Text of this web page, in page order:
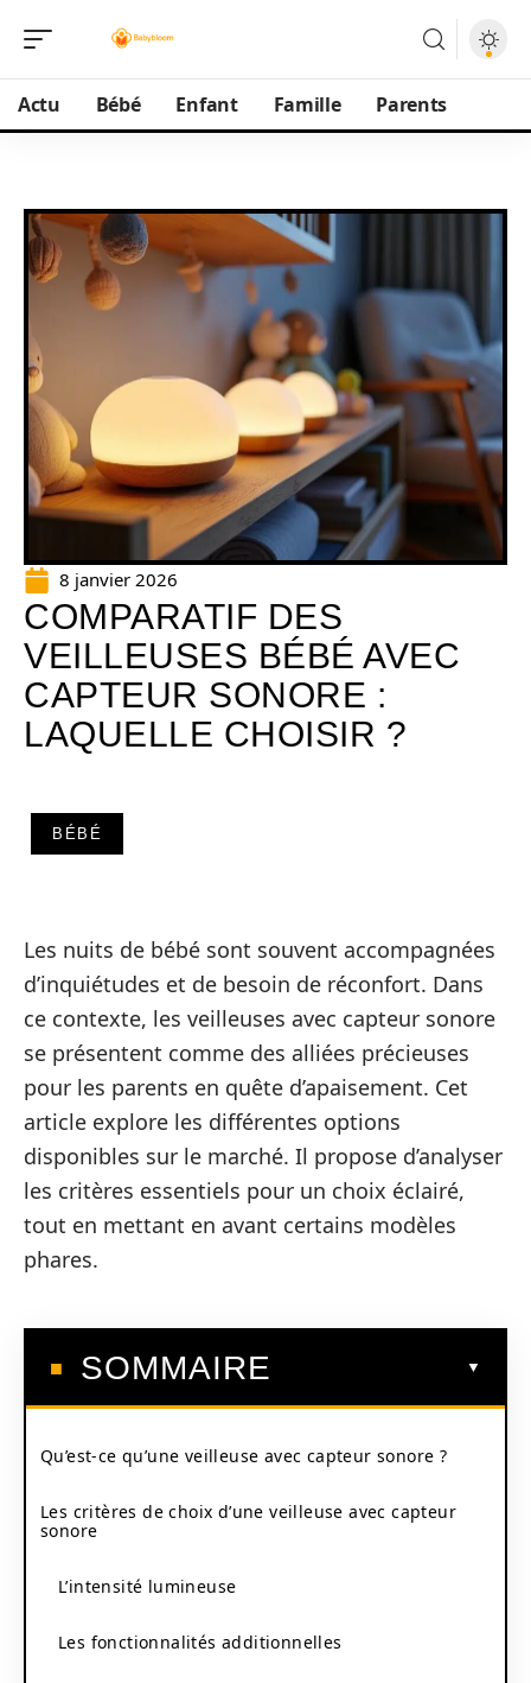
Actu Bébé Enfant Famille Parents
8 janvier 2026
COMPARATIF DES
VEILLEUSES BÉBÉ AVEC
CAPTEUR SONORE :
LAQUELLE CHOISIR ?
BÉBÉ
Les nuits de bébé sont souvent accompagnées
d’inquiétudes et de besoin de réconfort. Dans
ce contexte, les veilleuses avec capteur sonore
se présentent comme des alliées précieuses
pour les parents en quête d’apaisement. Cet
article explore les différentes options
disponibles sur le marché. Il propose d’analyser
les critères essentiels pour un choix éclairé,
tout en mettant en avant certains modèles
phares.
SOMMAIRE
Qu’est-ce qu’une veilleuse avec capteur sonore ?
Les critères de choix d’une veilleuse avec capteur
sonore
L’intensité lumineuse
Les fonctionnalités additionnelles